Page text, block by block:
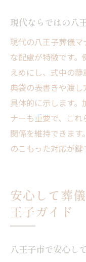
現代ならではの八
現代の八王子葬儀
な配慮が特徴です
えめにし、式中の
典袋の表書きや渡
具体的に示します
ナーも重要で、こ
関係を維持できま
のこもった対応が鍵
安心して葬
王子ガイド
八王子市で安心し